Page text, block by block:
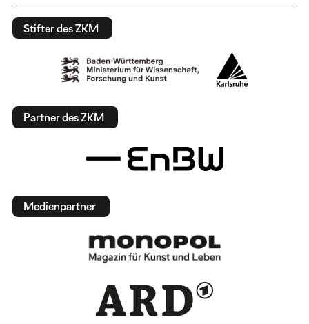
Stifter des ZKM
Partner des ZKM
Medienpartner